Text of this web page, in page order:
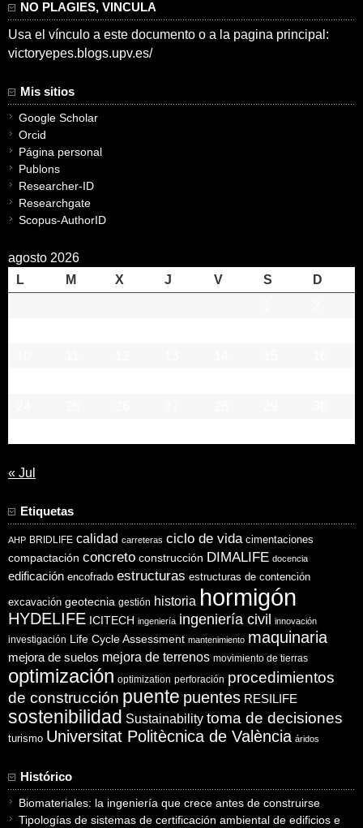
NO PLAGIES, VINCULA
Usa el vínculo a este documento o a la pagina principal:
victoryepes.blogs.upv.es/
Mis sitios
Google Scholar
Orcid
Página personal
Publons
Researcher-ID
Researchgate
Scopus-AuthorID
agosto 2026
L
M X J V S
D
« Jul
Etiquetas
AHP BRIDLIFE calidad carreteras ciclo de vida cimentaciones
compactación concreto construcción DIMALIFE docencia
edificación encofrado estructuras estructuras de contención
excavación geotecnia gestión historia hormigón
HYDELIFE ICITECH ingeniería ingeniería civil innovación
investigación Life Cycle Assessment mantenimiento maquinaria
mejora de suelos mejora de terrenos movimiento de tierras
optimización optimization perforación procedimientos
de construcción puente puentes RESILIFE
sostenibilidad Sustainability toma de decisiones
turismo Universitat Politècnica de València áridos
Histórico
Biomateriales: la ingeniería que crece antes de construirse
Tipologías de sistemas de certificación ambiental de edificios e